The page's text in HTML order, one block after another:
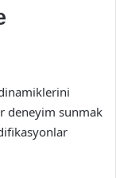
deneyim sunmak